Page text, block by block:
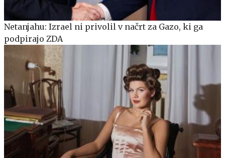
Netanjahu: Izrael ni privolil v načrt za Gazo, ki ga
podpirajo ZDA